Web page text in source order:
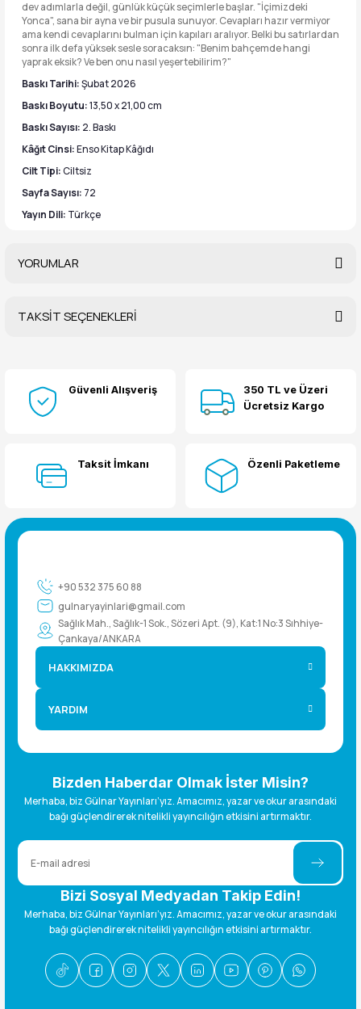
dev adımlarla değil, günlük küçük seçimlerle başlar. "İçimizdeki
Yonca", sana bir ayna ve bir pusula sunuyor. Cevapları hazır vermiyor
ama kendi cevaplarını bulman için kapıları aralıyor. Belki bu satırlardan
sonra ilk defa yüksek sesle soracaksın: "Benim bahçemde hangi
yaprak eksik? Ve ben onu nasıl yeşertebilirim?"
Baskı Tarihi:Şubat 2026
Baskı Boyutu:13,50 x 21,00 cm
Baskı Sayısı: 2. Baskı
Kâğıt Cinsi:Enso Kitap Kâğıdı
Cilt Tipi:Ciltsiz
Sayfa Sayısı: 72
Yayın Dili: Türkçe
YORUMLAR
Yorum Yaz
TAKSİT SEÇENEKLERİ
Güvenli Alışveriş
350 TL ve Üzeri
Ücretsiz Kargo
Taksit İmkanı Özenli Paketleme
+90 532 375 60 88
gulnaryayinlari@gmail.com
Sağlık Mah., Sağlık-1 Sok., Sözeri Apt. (9), Kat:1 No:3 Sıhhiye-
Çankaya/ANKARA
HAKKIMIZDA
YARDIM
Bizden Haberdar Olmak İster Misin?
Merhaba, biz Gülnar Yayınları’yız. Amacımız, yazar ve okur arasındaki
bağı güçlendirerek nitelikli yayıncılığın etkisini artırmaktır.
Bizi Sosyal Medyadan Takip Edin!
Merhaba, biz Gülnar Yayınları’yız. Amacımız, yazar ve okur arasındaki
bağı güçlendirerek nitelikli yayıncılığın etkisini artırmaktır.